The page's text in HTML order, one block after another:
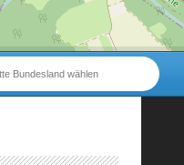
Bundesland wählen